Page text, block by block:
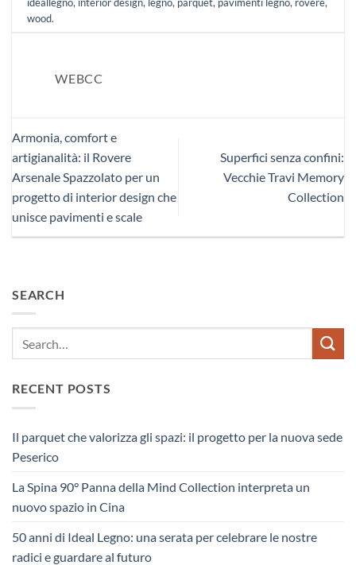
wood.
WEBCC
Armonia, comfort e
artigianalità: il Rovere
Arsenale Spazzolato per un
progetto di interior design che
unisce pavimenti e scale
Superfici senza confini:
Vecchie Travi Memory
Collection
SEARCH
RECENT POSTS
Il parquet che valorizza gli spazi: il progetto per la nuova sede
Peserico
La Spina 90° Panna della Mind Collection interpreta un
nuovo spazio in Cina
50 anni di Ideal Legno: una serata per celebrare le nostre
radici e guardare al futuro